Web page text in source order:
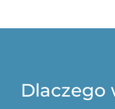
Dlaczego